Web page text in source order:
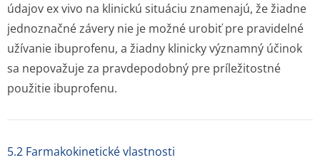
údajov ex vivo na klinickú situáciu znamenajú, že žiadne
jednoznačné závery nie je možné urobiť pre pravidelné
užívanie ibuprofenu, a žiadny klinicky významný účinok
sa nepovažuje za pravdepodobný pre príležitostné
použitie ibuprofenu.
5.2 Farmakokinetické vlastnosti